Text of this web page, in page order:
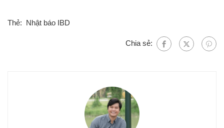
Thẻ: Nhật báo IBD
Chia sẻ: